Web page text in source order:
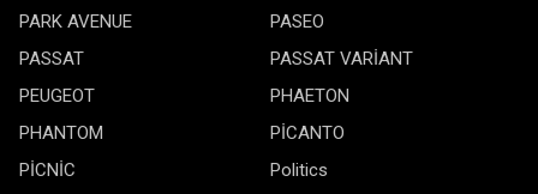
PARK AVENUE
PASEO
PASSAT
PASSAT VARİANT
PEUGEOT
PHAETON
PHANTOM
PİCANTO
PİCNİC
Politics